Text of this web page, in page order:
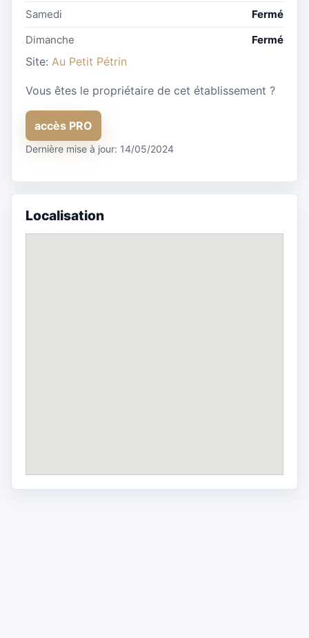
Samedi
Fermé
Dimanche
Fermé
Site: Au Petit Pétrin
Vous êtes le propriétaire de cet établissement ?
accès PRO
Dernière mise à jour: 14/05/2024
Localisation